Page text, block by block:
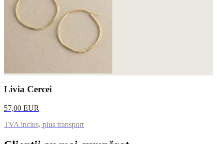
Livia Cercei
57,00 EUR
TVA inclus, plus transport